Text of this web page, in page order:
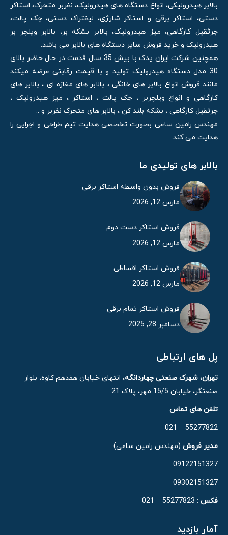
بالابر هیدرولیکی، انواع دستگاه های هیدرولیک، نفربر متحرک، استاکر
دستی، استاکر برقی و استاکر شارژی، لیفتراک دستی، جک پالت،
جرثقیل کارگاهی، میز هیدرولیک، بالابر بشکه بر، بالابر ویلچر بر
هیدرولیک و خرید فروش سایر دستگاه های بالابر می باشد.
همچنین شرکت ایران یدک با بیش 35 سال قدمت در حال حاضر بالای
30 مدل دستگاه هیدرولیک تولید و با قیمت رقابتی عرضه میکند
مانند فروش انواع بالابر های خانگی ، بالابر های مغازه ای ، بالابر های
کارگاهی و انواع ویلچربر ، جک پالت ، استاکر ، میز هیدرولیک ،
جرثقیل کارگاهی ، بشکه بلند کن ، بالابر های متحرک نفربر و ..
مهندس رامین ساعی بصورت تخصصی هدایت تیم طراحی و اجرایی را
هدایت می کند.
بالابر های تولیدی ما
فروش بدون واسطه استاکر برقی
مارس 12, 2026
فروش استاکر دست دوم
مارس 12, 2026
فروش استاکر اقساطی
مارس 12, 2026
فروش استاکر تمام برقی
دسامبر 28, 2025
پل های ارتباطی
تهران، شهرک صنعتی چهاردانگه، انتهای خیابان هفدهم کاوه، بلوار
صنعتگر، خیابان 15/5 مهر، پلاک 21
تلفن های تماس
55277822 – 021
مدیر فروش (مهندس رامین ساعی)
09122151327
09302151327
فکس : 55277823 – 021
آمار بازدید